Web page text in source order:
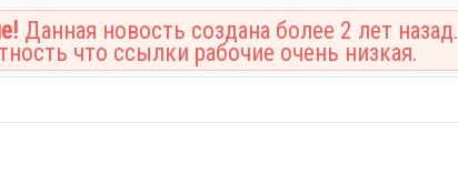
Данная новость создана более 2 лет назад.
что ссылки рабочие очень низкая.